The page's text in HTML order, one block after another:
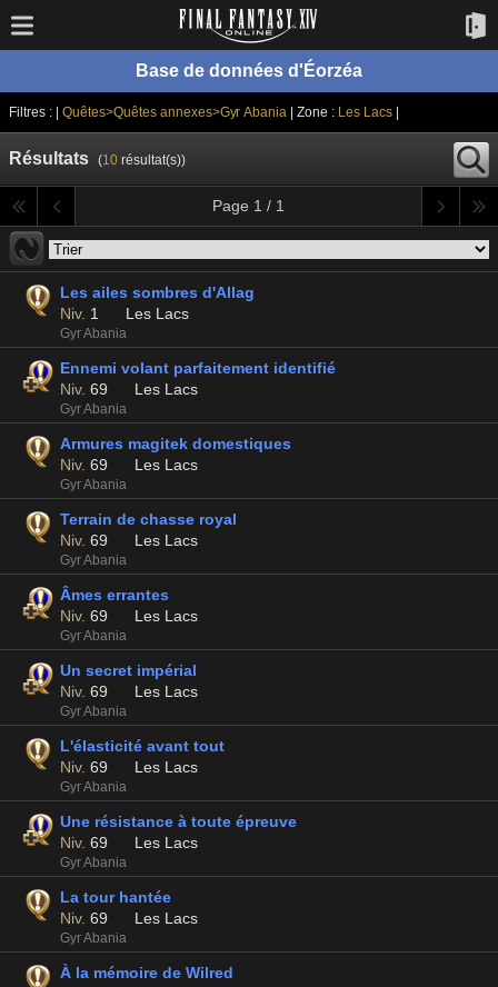
Base de données d'Éorzéa
Filtres : | Quêtes>Quêtes annexes>Gyr Abania | Zone : Les Lacs
Résultats (10résultat(s))
Page 1 / 1
Les ailes sombres d'Allag
Niv. 1 Les Lacs
Gyr Abania
Ennemi volant parfaitement identifié
Niv. 69 Les Lacs
Gyr Abania
Armures magitek domestiques
Niv. 69 Les Lacs
Gyr Abania
Terrain de chasse royal
Niv. 69 Les Lacs
Gyr Abania
Âmes errantes
Niv. 69 Les Lacs
Gyr Abania
Un secret impérial
Niv. 69 Les Lacs
Gyr Abania
L'élasticité avant tout
Niv. 69 Les Lacs
Gyr Abania
Une résistance à toute épreuve
Niv. 69 Les Lacs
Gyr Abania
La tour hantée
Niv. 69 Les Lacs
Gyr Abania
À la mémoire de Wilred